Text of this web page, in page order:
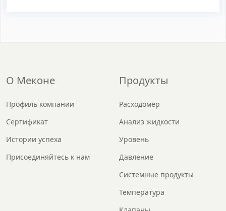
О Меконе
Профиль компании
Сертификат
Истории успеха
Присоединяйтесь к нам
Продукты
Расходомер
Анализ жидкости
Уровень
Давление
Системные продукты
Температура